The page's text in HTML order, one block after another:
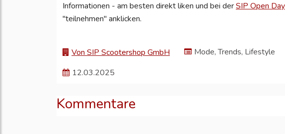
Informationen - am besten direkt liken und bei derSIP Open
"teilnehmen" anklicken.
Von SIP Scootershop GmbH
Mode, Trends, Lifestyle
12.03.2025
Kommentare